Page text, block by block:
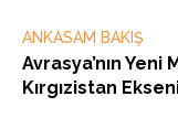
ANKASAM BAKIŞ
Avrasya’nın
Kırgızistan